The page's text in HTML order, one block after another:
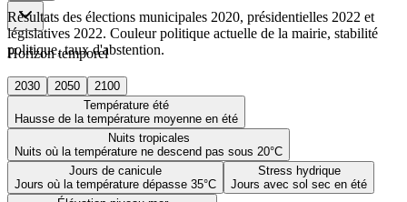
Horizon temporel
2030 2050
2100
Température été
Hausse de la température moyenne en été
Nuits tropicales
Nuits où la température ne descend pas sous 20°C
Jours de canicule
Jours où la température dépasse 35°C
Stress hydrique
Jours avec sol sec en été
Résultats des élections municipales 2020, présidentielles 2022 et
législatives 2022. Couleur politique actuelle de la mairie, stabilité
politique, taux d'abstention.